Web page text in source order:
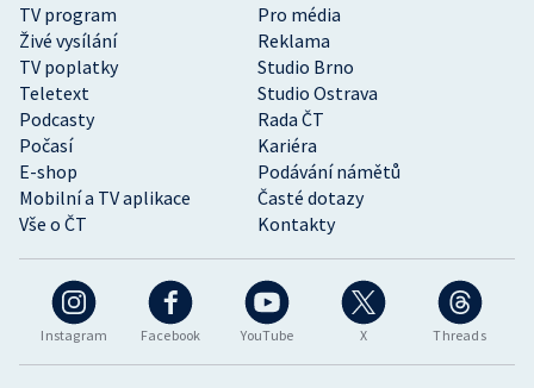
Instagram Facebook YouTube X Threads
TV program
Pro média
Živé vysílání
Reklama
TV poplatky
Studio Brno
Teletext
Studio Ostrava
Podcasty
Rada ČT
Počasí
Kariéra
E-shop
Podávání námětů
Mobilní a TV aplikace
Časté dotazy
Vše o ČT
Kontakty